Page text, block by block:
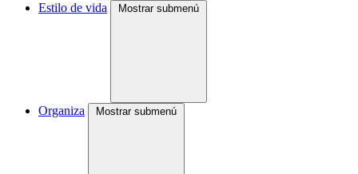
Estilo de vida Mostrar submenú
Organiza Mostrar submenú